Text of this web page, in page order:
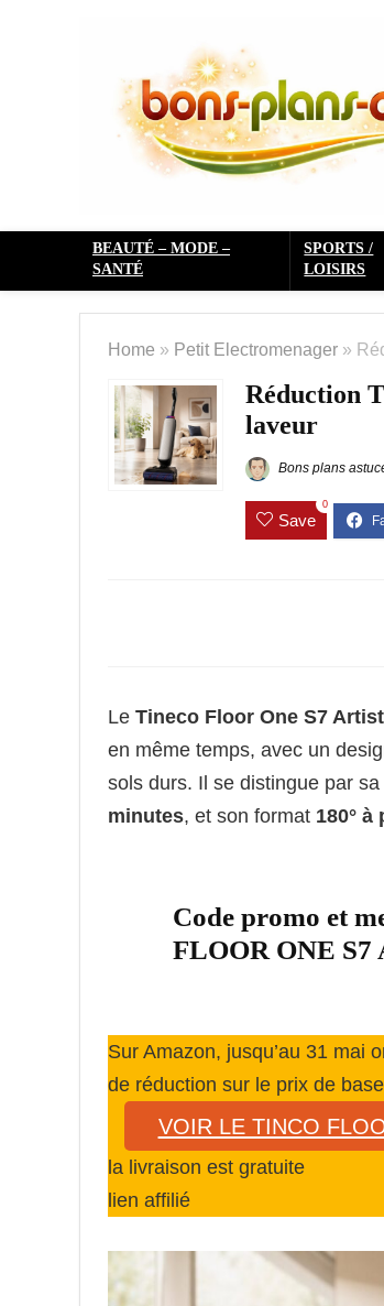
BEAUTÉ – MODE –
SANTÉ
SPORTS /
LOISIRS
Home » Petit Electromenager »
Réduction
laveur
Bons plans
Save
0
Le Tineco Floor One S7 Artist
en même temps, avec un
sols durs. Il se distingue par
minutes, et son format 180° à
Code promo et
FLOOR ONE S7
Sur Amazon, jusqu’au 31 mai
de réduction sur le prix de
VOIR LE TINCO
la livraison est gratuite
lien affilié